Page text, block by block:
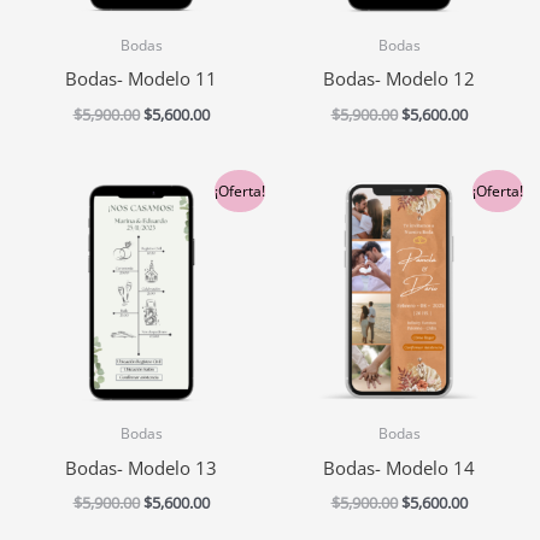
Bodas
Bodas- Modelo 11
$5,900.00$5,600.00
Bodas
Bodas- Modelo 12
$5,900.00$5,600.00
¡Oferta!
Bodas
Bodas- Modelo 13
$5,900.00
El
precio
original
era:
$5,900.00.
$5,600.00
El
precio
¡Oferta!
Bodas
Bodas- Modelo 14
$5,900.00
El
precio
original
era:
$5,900.00.
$5,600.00
El
precio